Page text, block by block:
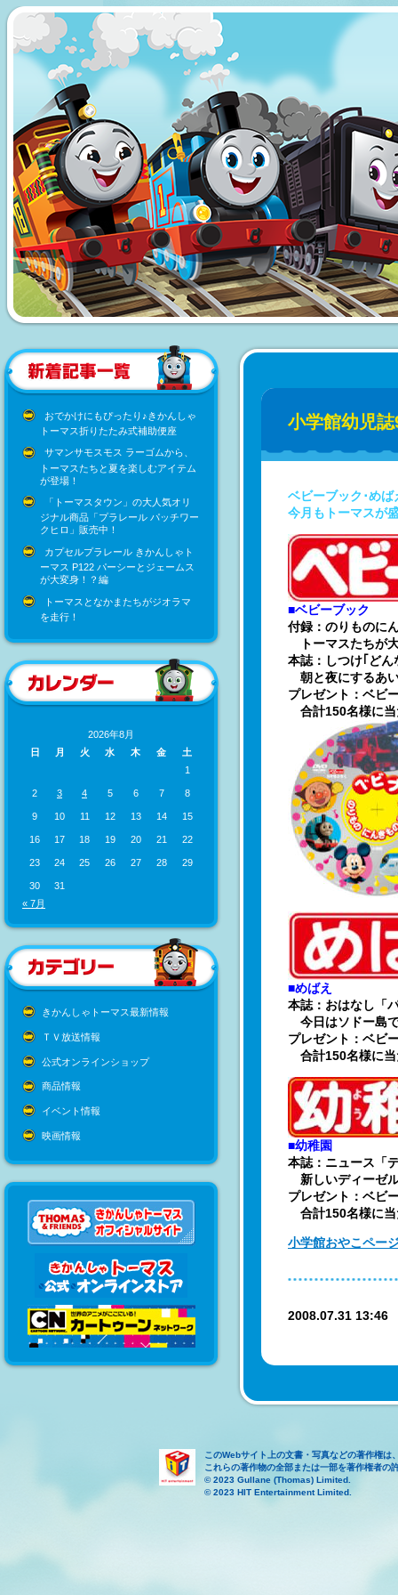
おでかけにもぴったり♪きかんしゃ
トーマス折りたたみ式補助便座
サマンサモスモス ラーゴムから、
トーマスたちと夏を楽しむアイテム
が登場！
「トーマスタウン」の大人気オリ
ジナル商品「プラレール パッチワー
クヒロ」販売中！
カプセルプラレール きかんしゃト
ーマス P122 パーシーとジェームス
が大変身！？編
トーマスとなかまたちがジオラマ
を走行！
2026年8月
日
月 火 水 木 金
土
1
2 3 4 5 6 7 8
9 10 11 12 13 14 15
16 17 18 19 20 21 22
23 24 25 26 27 28 29
30
31
« 7月
きかんしゃトーマス最新情報
ＴＶ放送情報
公式オンラインショップ
商品情報
イベント情報
映画情報
小学館幼児
ベビーブック･め
今月もトーマスが
■ベビーブック
付録：のりものに
トーマスたちが
本誌：しつけ｢どん
朝と夜にするあ
プレゼント：ベビ
合計150名様に当
■めばえ
本誌：おはなし「
今日はソドー島
プレゼント：ベビ
合計150名様に当
■幼稚園
本誌：ニュース「
新しいディーゼ
プレゼント：ベビ
合計150名様に当
小学館おやこペー
2008.07.31
このWebサイト上の文書・写真などの著作権は
これらの著作物の全部または一部を著作権者の
© 2023 Gullane (Thomas) Limited.
© 2023 HIT Entertainment Limited.